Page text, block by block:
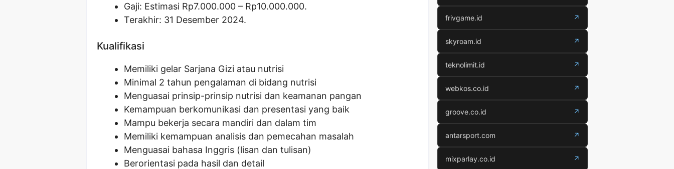
Gaji: Estimasi Rp7.000.000 – Rp10.000.000.
Terakhir: 31 Desember 2024.
Kualifikasi
Memiliki gelar Sarjana Gizi atau nutrisi
Minimal 2 tahun pengalaman di bidang nutrisi
Menguasai prinsip-prinsip nutrisi dan keamanan pangan
Kemampuan berkomunikasi dan presentasi yang baik
Mampu bekerja secara mandiri dan dalam tim
Memiliki kemampuan analisis dan pemecahan masalah
Menguasai bahasa Inggris (lisan dan tulisan)
Berorientasi pada hasil dan detail
frivgame.id ↗
skyroam.id ↗
teknolimit.id ↗
webkos.co.id ↗
groove.co.id ↗
antarsport.com ↗
mixparlay.co.id ↗